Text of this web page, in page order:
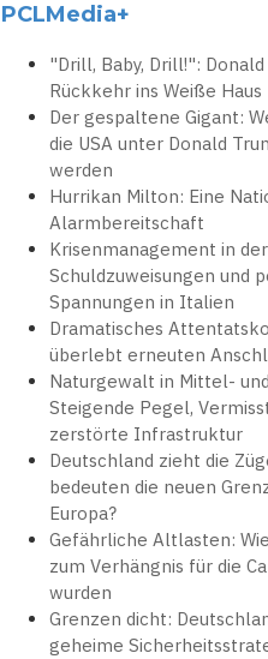
PCLMedia+
"Drill, Baby, Drill!":
Rückkehr ins Weiße Haus
Der gespaltene Gigant:
die USA unter Donald
werden
Hurrikan Milton: Eine
Alarmbereitschaft
Krisenmanagement in
Schuldzuweisungen und
Spannungen in Italien
Dramatisches
überlebt erneuten
Naturgewalt in Mittel-
Steigende Pegel,
zerstörte Infrastruktur
Deutschland zieht die
bedeuten die neuen
Europa?
Gefährliche Altlasten:
zum Verhängnis für die
wurden
Grenzen dicht:
geheime